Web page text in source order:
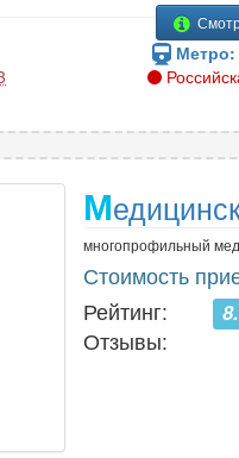
Метро:
М
многопрофильный
Стоимость
Рейтинг:
Отзывы: